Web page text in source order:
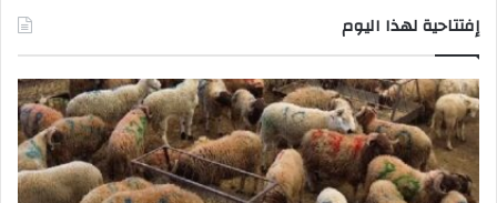
إفتتاحية لهذا اليوم